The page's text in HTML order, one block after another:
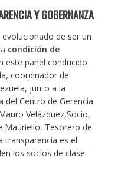
Y GOBERNANZA
de ser un
condición de
este panel conducido
coordinador de
junto a la
del Centro de Gerencia
Velázquez,Socio,
Mauriello, Tesorero de
transparencia es el
los socios de clase